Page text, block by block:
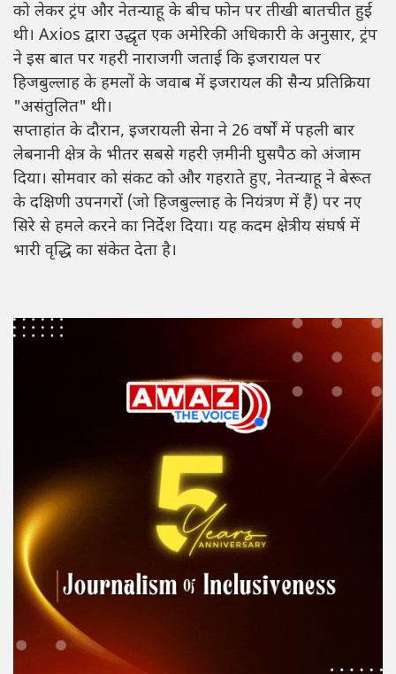
को लेकर ट्रंप और नेतन्याहू के बीच फोन पर तीखी बातचीत हुई
थी। Axios द्वारा उद्धृत एक अमेरिकी अधिकारी के अनुसार, ट्रंप
ने इस बात पर गहरी नाराजगी जताई कि इजरायल पर
हिजबुल्लाह के हमलों के जवाब में इजरायल की सैन्य प्रतिक्रिया
"असंतुलित" थी।
सप्ताहांत के दौरान, इजरायली सेना ने 26 वर्षों में पहली बार
लेबनानी क्षेत्र के भीतर सबसे गहरी ज़मीनी घुसपैठ को अंजाम
दिया। सोमवार को संकट को और गहराते हुए, नेतन्याहू ने बेरूत
के दक्षिणी उपनगरों (जो हिजबुल्लाह के नियंत्रण में हैं) पर नए
सिरे से हमले करने का निर्देश दिया। यह कदम क्षेत्रीय संघर्ष में
भारी वृद्धि का संकेत देता है।